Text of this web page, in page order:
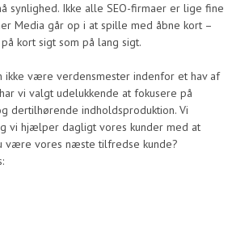
synlighed. Ikke alle SEO-firmaer er lige fine
Media går op i at spille med åbne kort –
kort sigt som på lang sigt.
ikke være verdensmester indenfor et hav af
vi valgt udelukkende at fokusere på
dertilhørende indholdsproduktion. Vi
vi hjælper dagligt vores kunder med at
være vores næste tilfredse kunde?